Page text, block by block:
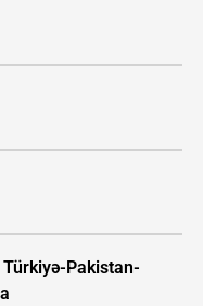
Pakistan-